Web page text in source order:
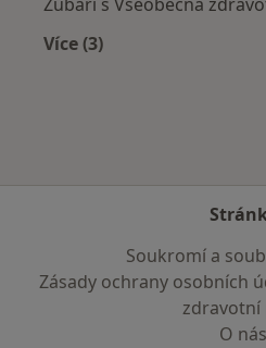
Více (3)
Soukromí a
Zásady ochrany osobních
zdravotní
O nás